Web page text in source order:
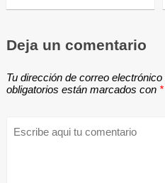
Deja un comentario
Tu dirección de correo
obligatorios están marcados con *